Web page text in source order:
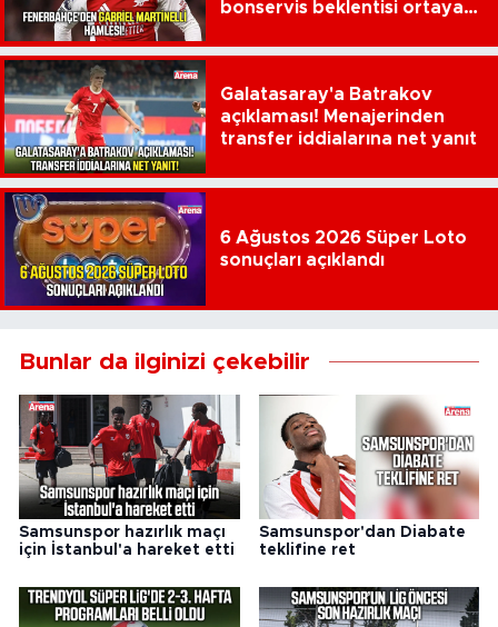
bonservis beklentisi ortaya
Galatasaray'a Batrakov
açıklaması! Menajerinden
transfer iddialarına net yanıt
6 Ağustos 2026 Süper Loto
sonuçları açıklandı
Bunlar da ilginizi çekebilir
Samsunspor hazırlık maçı
için İstanbul'a hareket etti
Samsunspor'dan Diabate
teklifine ret